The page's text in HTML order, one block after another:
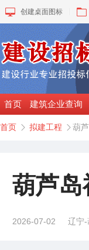
创建桌面图标
首页 建筑企业查询
首页  拟建工程  葫
葫芦
2026-07-02 辽宁-